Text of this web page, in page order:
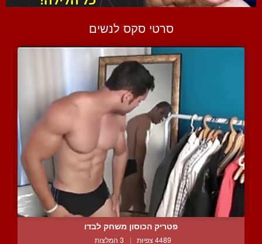
סרטי סקס לנשים
פטריק הכוסון משחק לבדו
4489 צפיות | 3 המלצות